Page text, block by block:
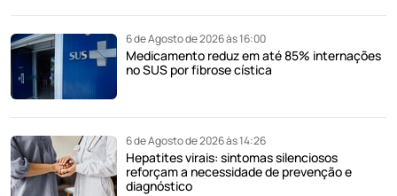
6 de Agosto de 2026 às 16:00
Medicamento reduz em até 85% internações
no SUS por fibrose cística
6 de Agosto de 2026 às 14:26
Hepatites virais: sintomas silenciosos
reforçam a necessidade de prevenção e
diagnóstico